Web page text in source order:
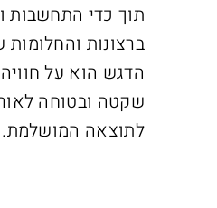
תוך כדי התחשבות
ברצונות
הדגש הוא על
שקטה ובטוחה
לתוצאה המושלמת.